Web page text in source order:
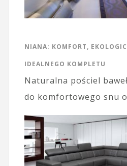
NIANA: KOMFORT,
IDEALNEGO KOMPLETU
Naturalna pościel
do komfortowego snu